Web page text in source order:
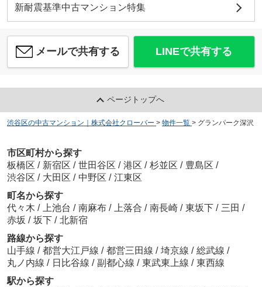
新耐震基準中古マンション特集
メールで共有する LINEで共有する
ページトップへ
渋谷区の中古マンション｜株式会社クローバー > 物件一覧 > グランパーク深沢
市区町村から探す
板橋区 / 新宿区 / 世田谷区 / 港区 / 杉並区 / 豊島区 /
渋谷区 / 大田区 / 中野区 / 江東区
町名から探す
代々木 / 上池台 / 南麻布 / 上落合 / 南長崎 / 東坂下 / 三田 /
赤坂 / 坂下 / 北新宿
路線から探す
山手線 / 都営大江戸線 / 都営三田線 / 埼京線 / 総武線 /
丸ノ内線 / 日比谷線 / 副都心線 / 東武東上線 / 東西線
駅から探す